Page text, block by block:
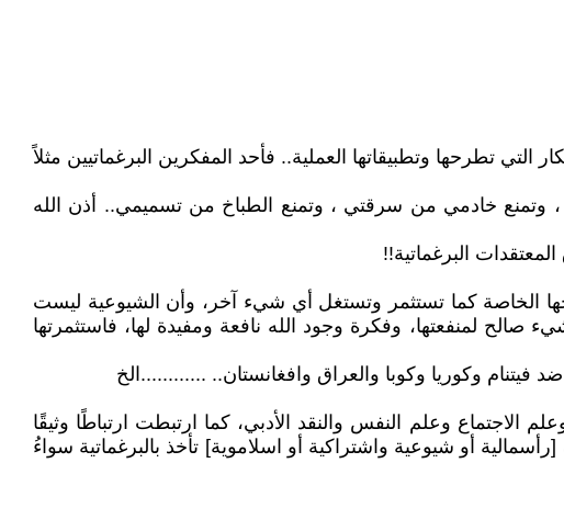
تطرحها وتطبيقاتها العملية.. فأحد المفكرين البرغماتيين مثلاً
وتمنع خادمي من سرقتي ، وتمنع الطباخ من تسميمي.. أذن الله
البرغماتية!!
الخاصة كما تستثمر وتستغل أي شيء آخر، وأن الشيوعية ليست
لمنفعتها، وفكرة وجود الله نافعة ومفيدة لها، فاستثمرتها
فيتنام وكوريا وكوبا والعراق وافغانستان.. ............الخ
وعلم النفس والنقد الأدبي، كما ارتبطت ارتباطًا وثيقًا
أو شيوعية واشتراكية أو اسلاموية] تأخذ بالبرغماتية سواءُ